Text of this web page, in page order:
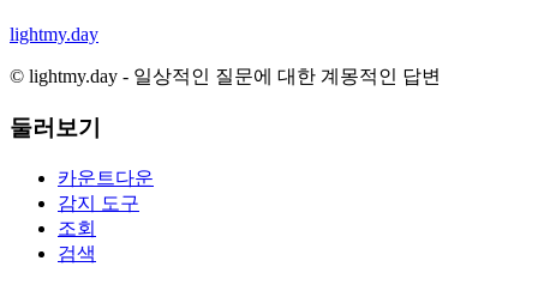
lightmy.day
© lightmy.day - 일상적인 질문에 대한 계몽적인 답변
둘러보기
카운트다운
감지 도구
조회
검색